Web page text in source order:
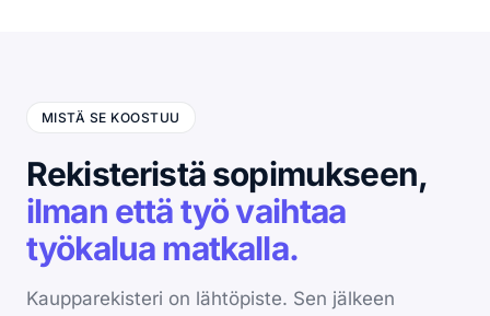
MISTÄ SE KOOSTUU
Rekisteristä sopimukseen,
ilman että työ vaihtaa
työkalua matkalla.
Kaupparekisteri on lähtöpiste. Sen jälkeen